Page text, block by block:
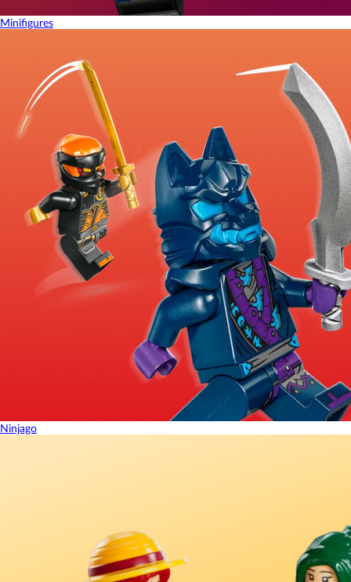
Minifigures
Ninjago